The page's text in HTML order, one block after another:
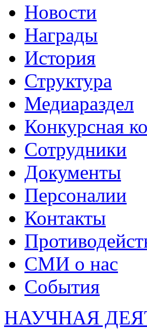
Новости
Награды
История
Структура
Медиараздел
Конкурсная
Сотрудники
Документы
Персоналии
Контакты
СМИ о нас
События
НАУЧНАЯ